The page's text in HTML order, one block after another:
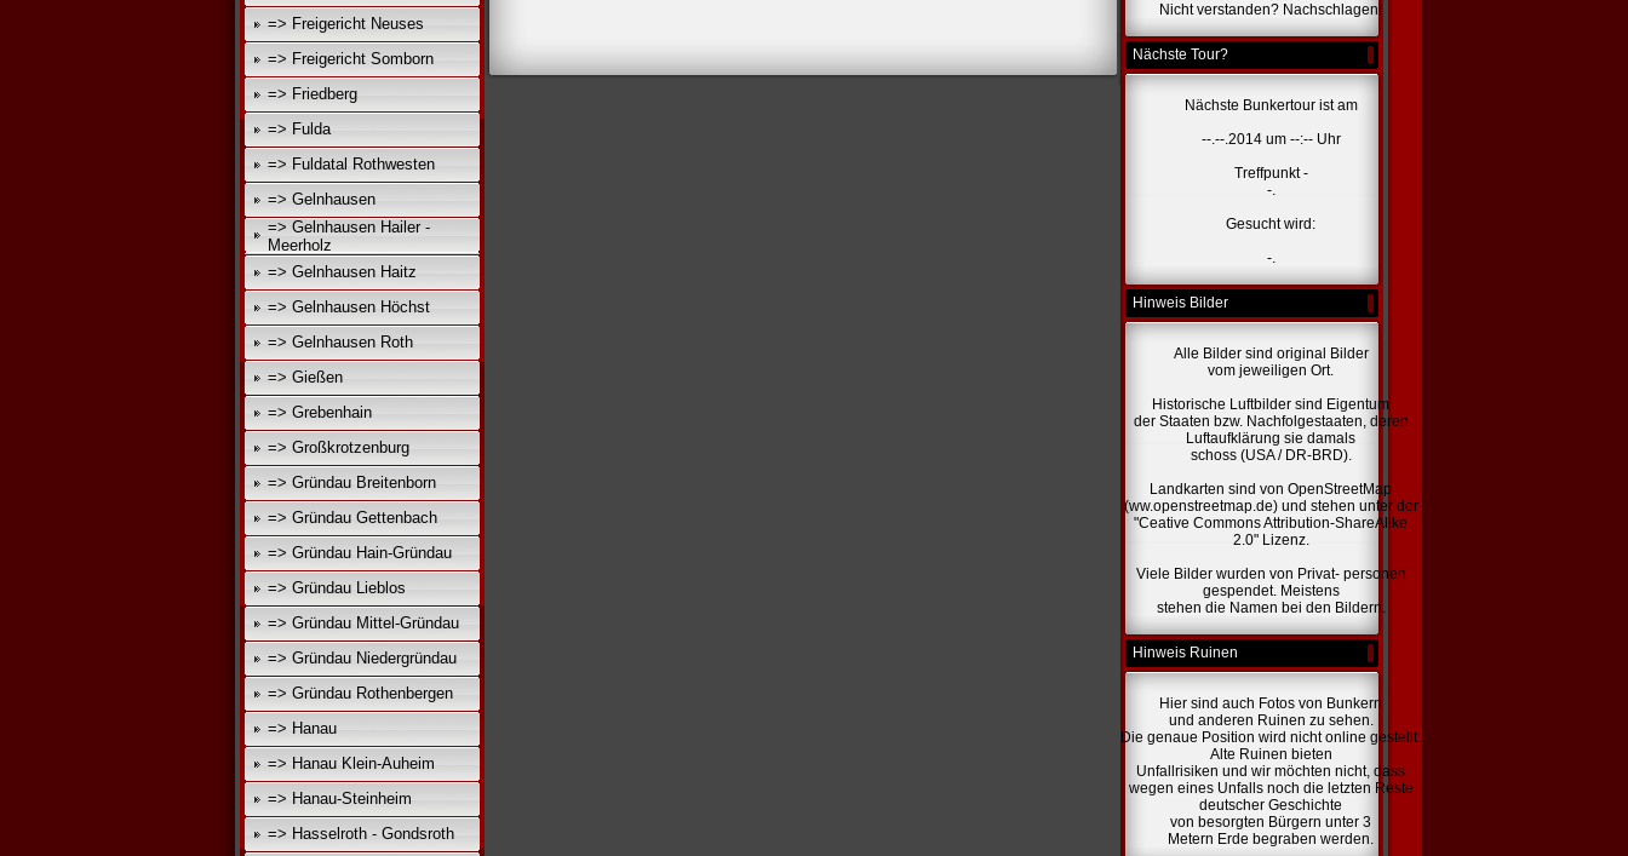
=> Freigericht Neuses
=> Freigericht Somborn
=> Friedberg
=> Fulda
=> Fuldatal Rothwesten
=> Gelnhausen
=> Gelnhausen Hailer -
Meerholz
=> Gelnhausen Haitz
=> Gelnhausen Höchst
=> Gelnhausen Roth
=> Gießen
=> Grebenhain
=> Großkrotzenburg
=> Gründau Breitenborn
=> Gründau Gettenbach
=> Gründau Hain-Gründau
=> Gründau Lieblos
=> Gründau Mittel-Gründau
=> Gründau Niedergründau
=> Gründau Rothenbergen
=> Hanau
=> Hanau Klein-Auheim
=> Hanau-Steinheim
=> Hasselroth - Gondsroth
Nicht verstanden? Nachschlagen!
Nächste Tour?
Nächste Bunkertour ist am
--.--.2014 um --:-- Uhr
Treffpunkt -
-.
Gesucht wird:
-.
Hinweis Bilder
Alle Bilder sind original Bilder
vom jeweiligen Ort.
Historische Luftbilder sind Eigentum
der Staaten bzw. Nachfolgestaaten, deren
Luftaufklärung sie damals
schoss (USA / DR-BRD).
Landkarten sind von OpenStreetMap
(ww.openstreetmap.de) und stehen unter der
"Ceative Commons Attribution-ShareAlike
2.0" Lizenz.
Viele Bilder wurden von Privat- personen
gespendet. Meistens
stehen die Namen bei den Bildern.
Hinweis Ruinen
Hier sind auch Fotos von Bunkern
und anderen Ruinen zu sehen.
Die genaue Position wird nicht online gestellt.
Alte Ruinen bieten
Unfallrisiken und wir möchten nicht, dass
wegen eines Unfalls noch die letzten Reste
deutscher Geschichte
von besorgten Bürgern unter 3
Metern Erde begraben werden.